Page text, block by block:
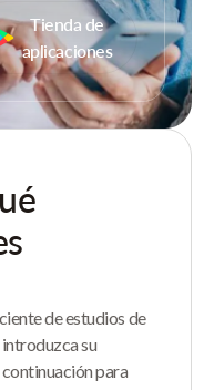
Tienda de
aplicaciones
de estudios de
su
para